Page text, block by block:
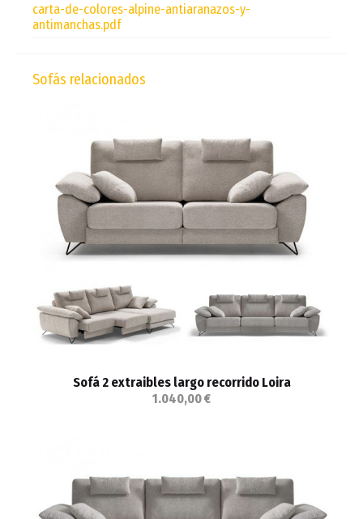
carta-de-colores-alpine-antiaranazos-y-
antimanchas.pdf
Sofás relacionados
Sofá 2 extraibles largo recorrido Loira
1.040,00 €